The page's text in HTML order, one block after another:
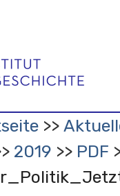
2019
PDF